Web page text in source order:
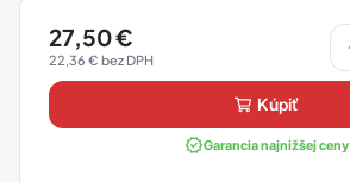
27,50€
22,36 €
kúpiť
Garancia najnižšej ceny